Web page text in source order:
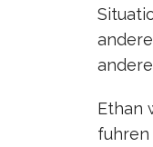
Ethan
fuhren